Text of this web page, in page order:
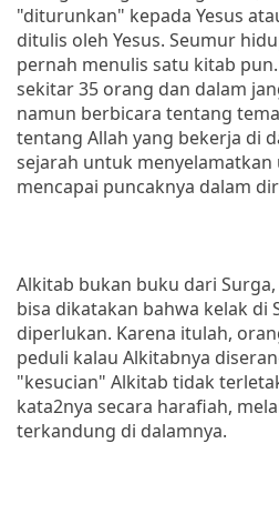
"diturunkan" kepada Yesus
ditulis oleh Yesus. Seumur
pernah menulis satu kitab
sekitar 35 orang dan dalam
namun berbicara tentang
tentang Allah yang bekerja di
sejarah untuk menyelamatkan
mencapai puncaknya dalam
Alkitab bukan buku dari
bisa dikatakan bahwa kelak di
diperlukan. Karena itulah,
peduli kalau Alkitabnya
"kesucian" Alkitab tidak
kata2nya secara harafiah,
terkandung di dalamnya.